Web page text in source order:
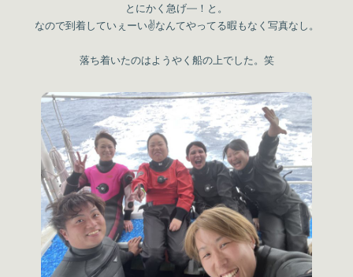
とにかく急げ―！と。
なので到着していぇーい✌なんてやってる暇もなく写真なし。
落ち着いたのはようやく船の上でした。笑